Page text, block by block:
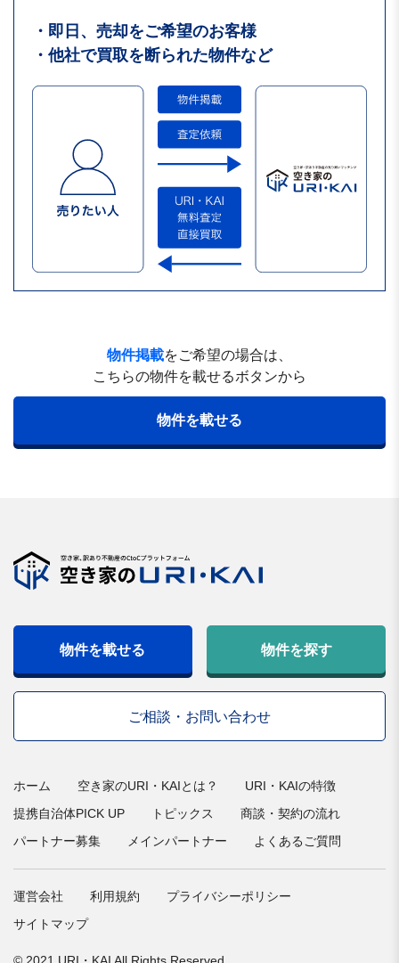
・即日、売却をご希望のお客様
・他社で買取を断られた物件など
物件掲載をご希望の場合は、
こちらの物件を載せるボタンから
物件を載せる
物件を載せる 物件を探す
ご相談・お問い合わせ
ホーム 空き家のURI・KAIとは？
URI・KAIの特徴
提携自治体PICK UP
トピックス
商談・契約の流れ
パートナー募集
メインパートナー よくあるご質問
運営会社 利用規約
プライバシーポリシー
サイトマップ